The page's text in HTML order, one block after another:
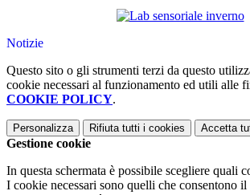
Notizie
Questo sito o gli strumenti terzi da questo
cookie necessari al funzionamento ed utili alle
COOKIE POLICY.
Personalizza Rifiuta tutti i cookies Accetta
Gestione cookie
In questa schermata è possibile scegliere quali
I cookie necessari sono quelli che consentono